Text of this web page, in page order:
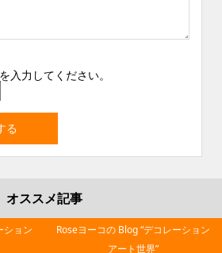
入力してください。
オススメ記事
ション
Roseヨーコの Blog “デコレーション
アート世界”